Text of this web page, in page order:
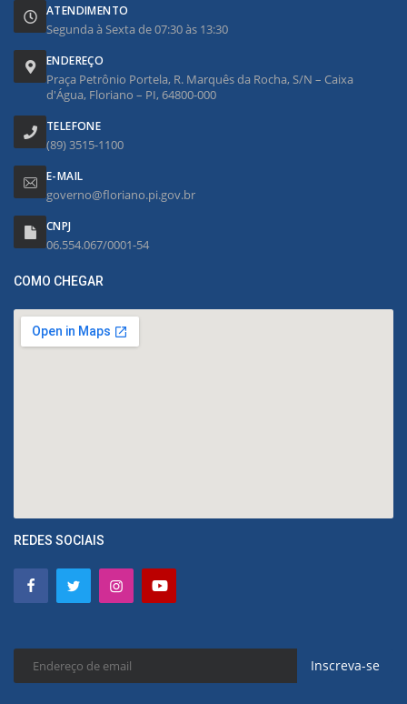
ATENDIMENTO
Segunda à Sexta de 07:30 às 13:30
ENDEREÇO
Praça Petrônio Portela, R. Marquês da Rocha, S/N – Caixa
d'Água, Floriano – PI, 64800-000
TELEFONE
(89) 3515-1100
E-MAIL
governo@floriano.pi.gov.br
CNPJ
06.554.067/0001-54
COMO CHEGAR
REDES SOCIAIS
Inscreva-se